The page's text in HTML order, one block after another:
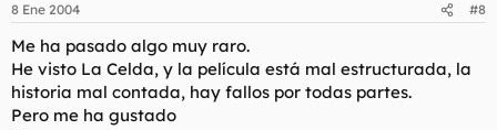
8 Ene 2004 #8
Me ha pasado algo muy raro.
He visto La Celda, y la película está mal estructurada, la
historia mal contada, hay fallos por todas partes.
Pero me ha gustado